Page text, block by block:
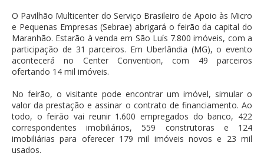
O Pavilhão Multicenter do Serviço Brasileiro de Apoio às Micro
e Pequenas Empresas (Sebrae) abrigará o feirão da capital do
Maranhão. Estarão à venda em São Luís 7.800 imóveis, com a
participação de 31 parceiros. Em Uberlândia (MG), o evento
acontecerá no Center Convention, com 49 parceiros
ofertando 14 mil imóveis.
No feirão, o visitante pode encontrar um imóvel, simular o
valor da prestação e assinar o contrato de financiamento. Ao
todo, o feirão vai reunir 1.600 empregados do banco, 422
correspondentes imobiliários, 559 construtoras e 124
imobiliárias para oferecer 179 mil imóveis novos e 23 mil
usados.